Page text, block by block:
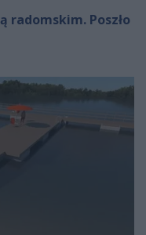
radomskim. Poszło